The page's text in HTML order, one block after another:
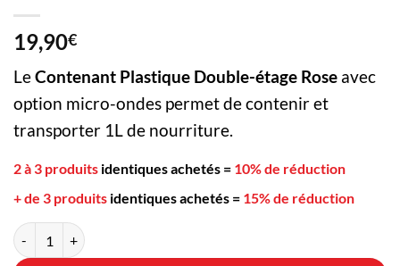
19,90€
LeContenant Plastique Double-étage Rose avec
option micro-ondes permet de contenir et
transporter 1L de nourriture.
2 à 3 produits identiques achetés = 10% de réduction
+ de 3 produits identiques achetés = 15% de réduction
quantité de Contenant Cube Plastique Double-étage Rose